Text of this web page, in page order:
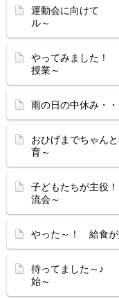
運動会に向
ル～
やってみま
授業～
雨の日の中休み・・
おひげまでち
育～
子どもたちが主
流
やった～！ 給食が
待ってまし
始～